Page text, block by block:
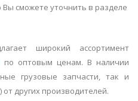
сможете уточнить в разделе
широкий ассортимент
по оптовым ценам. В наличии
грузовые запчасти, так и
других производителей.